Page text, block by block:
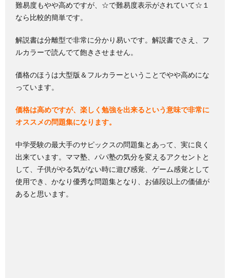
難易度もやや高めですが、☆で難易度表示がされていて☆１
なら比較的簡単です。
解説書は分離型で非常に分かり易いです。解説書でさえ、フ
ルカラーで読んでて飽きさせません。
価格のほうは大型版＆フルカラーということでやや高めにな
っています。
価格は高めですが、楽しく勉強を出来るという意味で非常に
オススメの問題集になります。
中学受験の最大手のサピックスの問題集とあって、実に良く
出来ています。ママ塾、パパ塾の気分を変えるアクセントと
して、子供がやる気がない時に遊び感覚、ゲーム感覚として
使用でき、かなり優秀な問題集となり、お値段以上の価値が
あると思います。